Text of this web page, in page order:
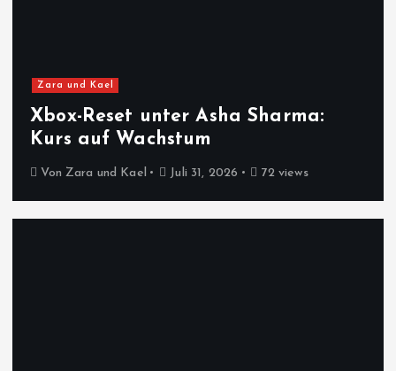
Zara und Kael
Xbox-Reset unter Asha Sharma:
Kurs auf Wachstum
Von Zara und Kael Juli 31, 2026 72 views